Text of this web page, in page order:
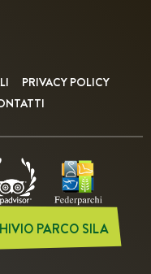
PRIVACY POLICY
PARCO SILA